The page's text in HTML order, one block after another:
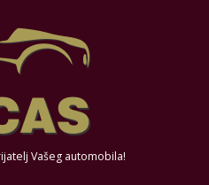
Vašeg automobila!